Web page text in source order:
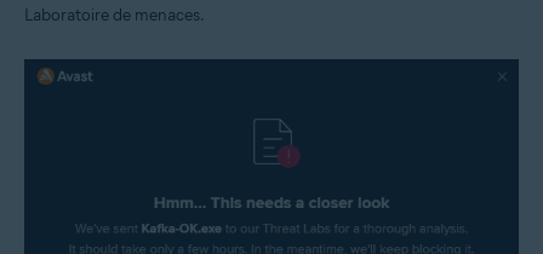
Laboratoire de menaces.